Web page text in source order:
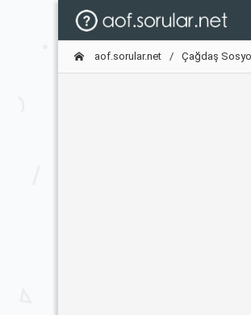
aof.sorular.net Çağdaş